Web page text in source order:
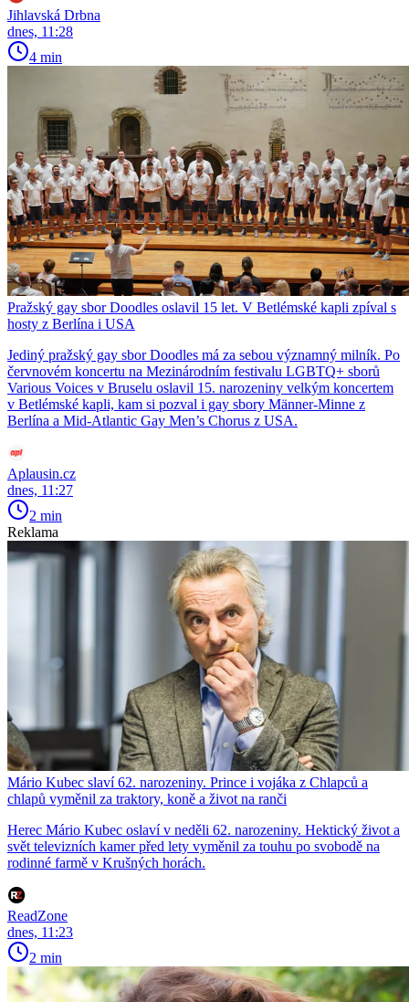
Jihlavská Drbna
dnes, 11:28
4 min
Pražský gay sbor Doodles oslavil 15 let. V Betlémské kapli zpíval s
hosty z Berlína i USA
Jediný pražský gay sbor Doodles má za sebou významný milník. Po
červnovém koncertu na Mezinárodním festivalu LGBTQ+ sborů
Various Voices v Bruselu oslavil 15. narozeniny velkým koncertem
v Betlémské kapli, kam si pozval i gay sbory Männer-Minne z
Berlína a Mid-Atlantic Gay Men’s Chorus z USA.
Aplausin.cz
dnes, 11:27
2 min
Reklama
Mário Kubec slaví 62. narozeniny. Prince i vojáka z Chlapců a
chlapů vyměnil za traktory, koně a život na ranči
Herec Mário Kubec oslaví v neděli 62. narozeniny. Hektický život a
svět televizních kamer před lety vyměnil za touhu po svobodě na
rodinné farmě v Krušných horách.
ReadZone
dnes, 11:23
2 min